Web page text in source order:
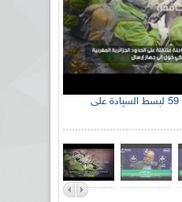
الإذاعة الجزائرية تحي الذكرى 59 لبسط السيادة على